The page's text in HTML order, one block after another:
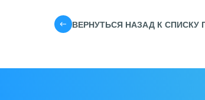
ВЕРНУТЬСЯ НАЗАД К СПИСКУ